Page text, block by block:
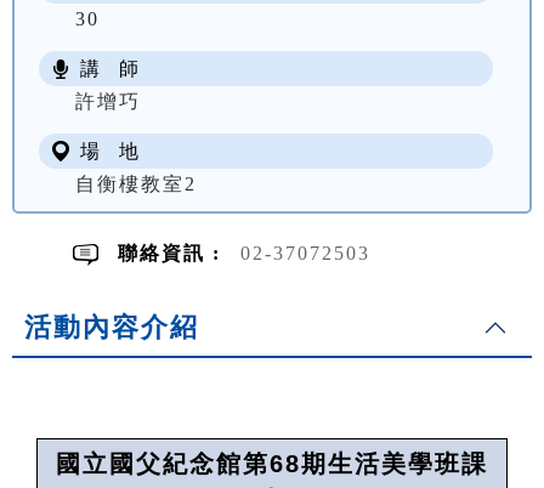
30
講 師
許增巧
場 地
自衡樓教室2
聯絡資訊 : 02-37072503
活動內容介紹
國立國父紀念館第68期生活美學班課